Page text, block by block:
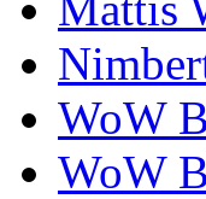
WoW
WoW